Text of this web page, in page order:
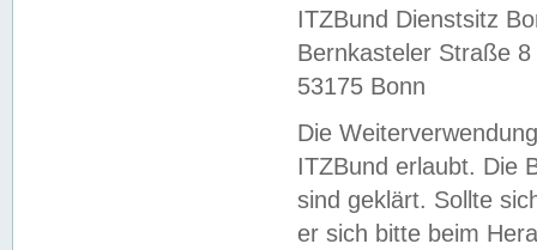
ITZBund Dienstsitz
Bernkasteler Straße 8
53175 Bonn
Die
ITZBund erlaubt. Die
sind geklärt. Sollte
er sich bitte beim